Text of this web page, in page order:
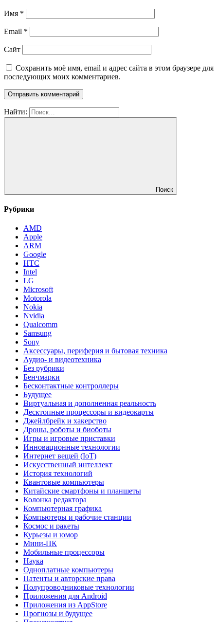
Имя *
Email *
Сайт
Сохранить моё имя, email и адрес сайта в этом браузере для
последующих моих комментариев.
Найти:
Поиск
Рубрики
AMD
Apple
ARM
Google
HTC
Intel
LG
Microsoft
Motorola
Nokia
Nvidia
Qualcomm
Samsung
Sony
Аксессуары, периферия и бытовая техника
Аудио- и видеотехника
Без рубрики
Бенчмарки
Бесконтактные контроллеры
Будущее
Виртуальная и дополненная реальность
Десктопные процессоры и видеокарты
Джейлбрейк и хакерство
Дроны, роботы и биоботы
Игры и игровые приставки
Инновационные технологии
Интернет вещей (IoT)
Искусственный интеллект
История технологий
Квантовые компьютеры
Китайские смартфоны и планшеты
Колонка редактора
Компьютерная графика
Компьютеры и рабочие станции
Космос и ракеты
Курьезы и юмор
Мини-ПК
Мобильные процессоры
Наука
Одноплатные компьютеры
Патенты и авторские права
Полупроводниковые технологии
Приложения для Android
Приложения из AppStore
Прогнозы и будущее